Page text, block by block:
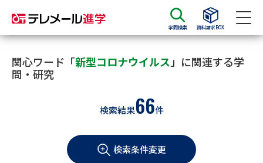
学問検索 資料請求BOX
資料請求 資料検索
大学・短大の資料種類から請求
学部・学科パンフ
関心ワード「新型コロナウイルス 」に関連する学
問・研究
検索結果66件
検索条件変更